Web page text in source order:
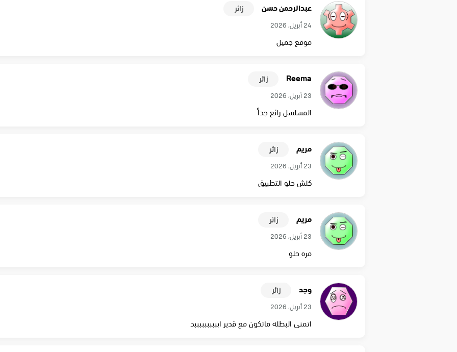
عبدالرحمن حسن زائر
24 أبريل، 2026
موقع جميل
Reema زائر
23 أبريل، 2026
المسلسل رائع جداً
مريم زائر
23 أبريل، 2026
كلش حلو التطبيق
مريم زائر
23 أبريل، 2026
مره حلو
وجد زائر
23 أبريل، 2026
اتمنى البطله ماتكون مع قدير اببببببببببد